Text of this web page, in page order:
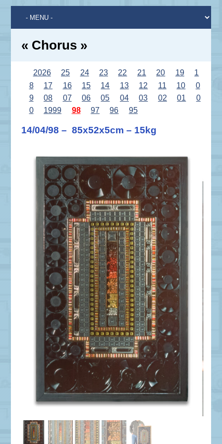
« Chorus »
2026 25 24 23 22 21 20 19
1
8
17 16 15 14 13 12 11 10
0
9
08 07 06 05 04 03 02 01
0
0
1999 98 97 96 95
14/04/98 – 85x52x5cm – 15kg